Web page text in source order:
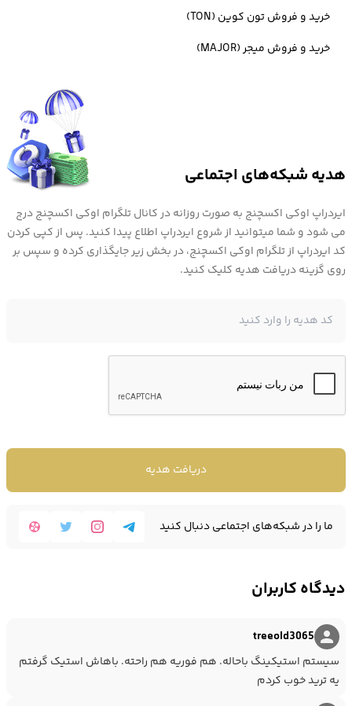
چه چیزی دسنترالند را منحصر به فرد می‌کند؟
>دسنترالند برای تولیدکنندگان محتوا، مشاغل و افرادی ساخته شده است
که به دنبال یک رسانه هنری نوین، فرصت تجاری یا یک منبع سرگرمی
هستند. نکته‌ی مهمی که می‌توان به آن اشاره کرد این است که دنیای بازی
دسنترالند، متاورس (Metaverse) نامیده می شود و به 90601 قطعه LAND
گوناگون تقسیم می شود که هر کدام توسط یک توکن غیر مثلی یا همان
NFT با استاندارد ERC-721 نشان داده می شود. هر LAND دقیقاً 16 متر در
شود. دارندگان لند آزادند که طرح خود را به هر صورتی که می‌خواهند
گوناگون تقسیم می‌شود که هر کدام از آن‌ها نسبت به بقیه نواحی اندازه
متفاوتی دارد و برای موضوعات مختلفی مورد استفاده قرار می‌گیرند. این
مناطق از طریق فروش انبوه توکن‌های مانا ایجاد شده اند؛ اما خود قطعات
لند را شامل می شود. دسنترالند همچنین یکی از بی شمار پروژه هایی
حاکمیتی خودش استفاده می کند. در نتیجه دارندگان توکن مانا قادر
هستند تا در قوانین و ادامه‌ی مسیر این پروژه با پیشنهادهای خود و
شرکت در رای گیری‌ها شرکت کنند. آن‌ها می‌توانند با داشتن توکن مانا برای
خرید و فروش تون کوین (TON)
خرید و فروش میجر (MAJOR)
هدیه شبکه‌های اجتماعی
ایردراپ اوکی اکسچنج به صورت روزانه در کانال تلگرام اوکی اکسچنج درج
می شود و شما میتوانید از شروع ایردراپ اطلاع پیدا کنید. پس از کپی کردن
کد ایردراپ از تلگرام اوکی اکسچنج، در بخش زیر جایگذاری کرده و سپس بر
روی گزینه دریافت هدیه کلیک کنید.
دریافت هدیه
ما را در شبکه‌های اجتماعی دنبال کنید
دیدگاه کاربران
treeold3065
سیستم استیکینگ باحاله. هم فوریه هم راحته. باهاش استیک گرفتم
یه ترید خوب کردم